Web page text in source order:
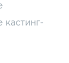
кастинг-